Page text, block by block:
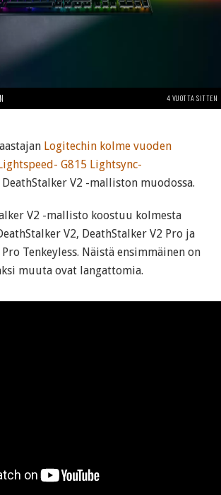
4 VUOTTA SITTEN
Logitechin kolme vuoden
G815 Lightsync-
DeathStalker V2 -malliston muodossa.
V2 -mallisto koostuu kolmesta
V2, DeathStalker V2 Pro ja
Tenkeyless. Näistä ensimmäinen on
muuta ovat langattomia.